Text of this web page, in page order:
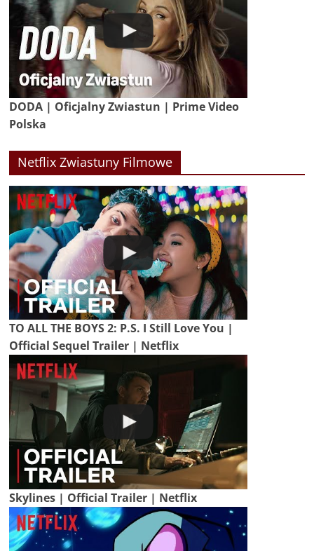
DODA | Oficjalny Zwiastun | Prime Video
Polska
Netflix Zwiastuny Filmowe
TO ALL THE BOYS 2: P.S. I Still Love You |
Official Sequel Trailer | Netflix
Skylines | Official Trailer | Netflix